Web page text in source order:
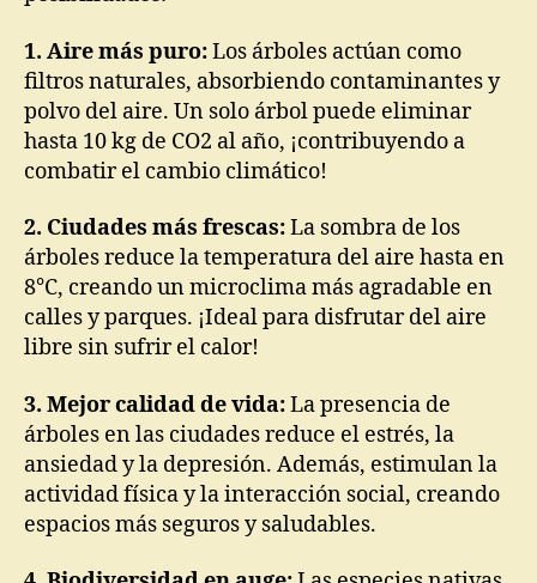
1. Aire más puro:Los árboles actúan como
filtros naturales, absorbiendo contaminantes y
polvo del aire. Un solo árbol puede eliminar
hasta 10 kg de CO2 al año, ¡contribuyendo a
combatir el cambio climático!
2. Ciudades más frescas:La sombra de los
árboles reduce la temperatura del aire hasta en
8°C, creando un microclima más agradable en
calles y parques. ¡Ideal para disfrutar del aire
libre sin sufrir el calor!
3. Mejor calidad de vida:La presencia de
árboles en las ciudades reduce el estrés, la
ansiedad y la depresión. Además, estimulan la
actividad física y la interacción social, creando
espacios más seguros y saludables.